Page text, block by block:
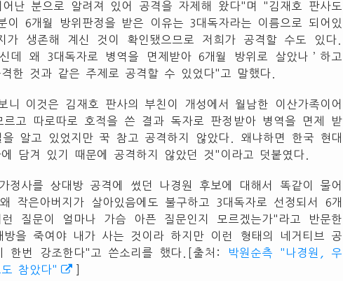
난 분으로 알려져 있어 공격을 자제해 왔다"며 "김재호 판사도
이 6개월 방위판정을 받은 이유는 3대독자라는 이름으로 되어있
가 생존해 계신 것이 확인됐으므로 저희가 공격할 수도 있다.
데 왜 3대독자로 병역을 면제받아 6개월 방위로 살았나’하고
한 것과 같은 주제로 공격할 수 있었다"고 말했다.
니 이것은 김재호 판사의 부친이 개성에서 월남한 이산가족이어
르고 따로따로 호적을 쓴 결과 독자로 판정받아 병역을 면제 받
알고 있었지만 꾹 참고 공격하지 않았다. 왜냐하면 한국 현대
담겨 있기 때문에 공격하지 않았던 것"이라고 덧붙였다.
정사를 상대방 공격에 썼던 나경원 후보에 대해서 똑같이 물어
작은아버지가 살아있음에도 불구하고 3대독자로 선정되서 6개
질문이 얼마나 가슴 아픈 질문인지 모르겠는가"라고 반문한
을 죽여야 내가 사는 것이라 하지만 이런 형태의 네거티브 공
한번 강조한다"고 쓴소리를 했다.[출처:
박원순측 "나경원, 우
참았다"